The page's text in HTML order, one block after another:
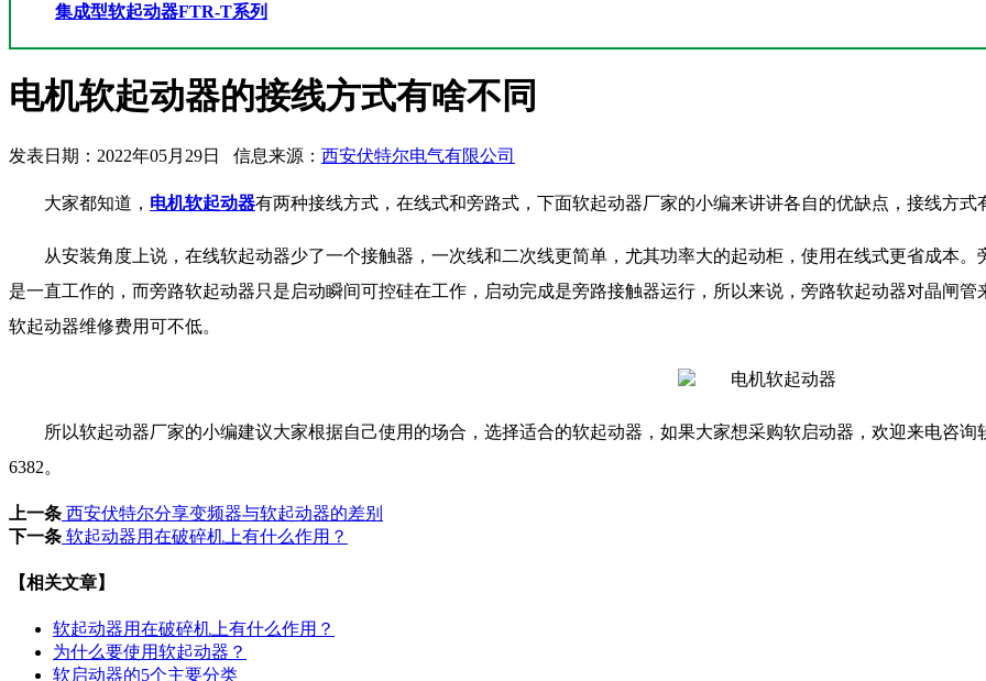
集成型软起动器FTR-T系列
电机软起动器的接线方式有啥不同
发表日期：2022年05月29日 信息来源： 西安伏特尔电气有限公司
大家都知道， 电机软起动器有两种接线方式，在线式和旁路式，下面软起动器厂家的小编来讲讲各自的优缺点，接线方式
从安装角度上说，在线软起动器少了一个接触器，一次线和二次线更简单，尤其功率大的起动柜，使用在线式更省成本
是一直工作的，而旁路软起动器只是启动瞬间可控硅在工作，启动完成是旁路接触器运行，所以来说，旁路软起动器对晶闸
软起动器维修费用可不低。
所以软起动器厂家的小编建议大家根据自己使用的场合，选择适合的软起动器，如果大家想采购软启动器，欢迎来电咨询
6382。
上一条 西安伏特尔分享变频器与软起动器的差别
下一条 软起动器用在破碎机上有什么作用？
【相关文章】
软起动器用在破碎机上有什么作用？
为什么要使用软起动器？
软启动器的5个主要分类